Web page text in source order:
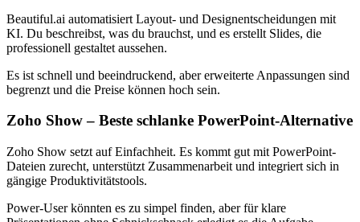
Beautiful.ai automatisiert Layout- und Designentscheidungen mit
KI. Du beschreibst, was du brauchst, und es erstellt Slides, die
professionell gestaltet aussehen.
Es ist schnell und beeindruckend, aber erweiterte Anpassungen sind
begrenzt und die Preise können hoch sein.
Zoho Show – Beste schlanke PowerPoint-Alternative
Zoho Show setzt auf Einfachheit. Es kommt gut mit PowerPoint-
Dateien zurecht, unterstützt Zusammenarbeit und integriert sich in
gängige Produktivitätstools.
Power-User könnten es zu simpel finden, aber für klare